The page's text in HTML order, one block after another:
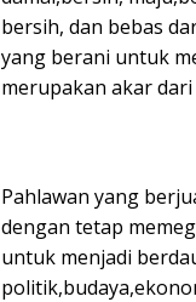
bersih, dan bebas
yang berani untuk
merupakan akar
Pahlawan yang
dengan tetap
untuk menjadi